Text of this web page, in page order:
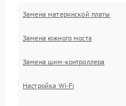
Замена материнской платы
Замена южного моста
Замена шим-контроллера
Настройка Wi-Fi